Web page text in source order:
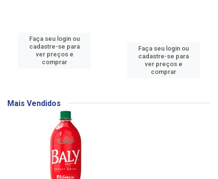
Faça seu login ou
cadastre-se para
ver preços e
comprar
Faça seu login ou
cadastre-se para
ver preços e
comprar
Mais Vendidos